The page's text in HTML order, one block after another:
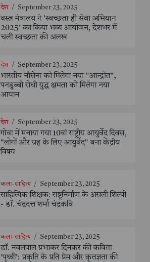
देश / September 23, 2025
वस्त्र मंत्रालय ने 'स्वच्छता ही सेवा अभियान
2025' का किया भव्य आयोजन, देशभर में
चली स्वच्छता की अलख
देश / September 23, 2025
भारतीय नौसेना को मिलेगा नया "आन्द्रोत",
पनडुब्बी रोधी युद्ध क्षमता को मिलेगा नया
आयाम
देश / September 23, 2025
गोवा में मनाया गया 10वां राष्ट्रीय आयुर्वेद दिवस,
"लोगों और ग्रह के लिए आयुर्वेद" बना केंद्रीय
विषय
कला-साहित्य / September 23, 2025
साहित्यिक शिक्षक: राष्ट्रनिर्माण के असली शिल्पी
- डॉ. चंद्रदत्त शर्मा चंद्रकवि
कला-साहित्य / September 23, 2025
डॉ. नवलपाल प्रभाकर दिनकर की कविता
'पृथ्वी': प्रकृति के प्रति प्रेम और कृतज्ञता की